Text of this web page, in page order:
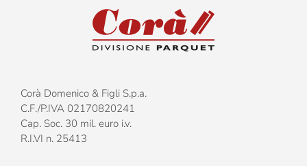
Corà Domenico & Figli S.p.a.
C.F./P.IVA 02170820241
Cap. Soc. 30 mil. euro i.v.
R.I.VI n. 25413